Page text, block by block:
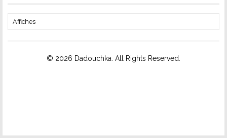
Catégories
© 2026 Dadouchka. All Rights Reserved.